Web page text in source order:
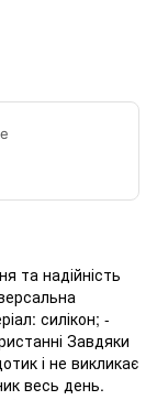
та надійність
силікон; -
Завдяки
і не викликає
весь день.